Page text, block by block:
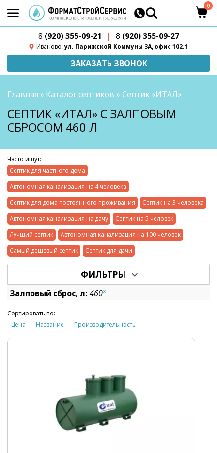
8 (920) 355-09-21 | 8 (920) 355-09-27
Иваново,ул. Парижской Коммуны 3А, офис 102.1
0
ЗАКАЗАТЬ ЗВОНОК
Главная » Каталог септиков » Септик «ИТАЛ»
СЕПТИК «ИТАЛ» С ЗАЛПОВЫМ
СБРОСОМ 460 Л
Часто ищут:
Септик для частного дома
Автономная канализация на 4 человека
Септик для дома постоянного проживания
Септик на 3 человека
Автономная канализация на дачу
Септик на 5 человек
Лучший септик
Автономная канализация на 100 человек
Самый дешевый септик
Септик для дачи
ФИЛЬТРЫ
Залповый сброс, л: 460x
Сортировать по:
Цена
Название Производительность